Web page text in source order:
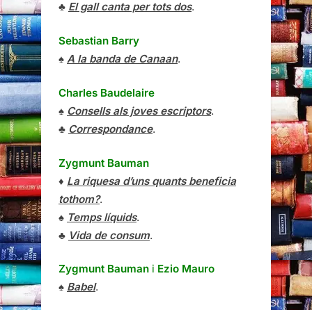
♣ El gall canta per tots dos.
Sebastian Barry
♠ A la banda de Canaan.
Charles Baudelaire
♠ Consells als joves escriptors.
♣ Correspondance.
Zygmunt Bauman
♦ La riquesa d’uns quants beneficia
tothom?.
♠ Temps líquids.
♣ Vida de consum.
Zygmunt Bauman i Ezio Mauro
♠ Babel.